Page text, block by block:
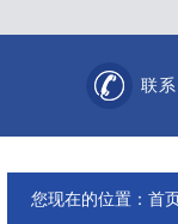
联
您现在的位置： 首